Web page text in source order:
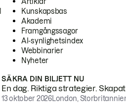
Kunskapsbas
Akademi
Framgångssagor
AI-synlighetsindex
Webbinarier
Nyheter
SÄKRA DIN BILJETT NU
En dag. Riktiga strategier.
13 oktober 2026London,